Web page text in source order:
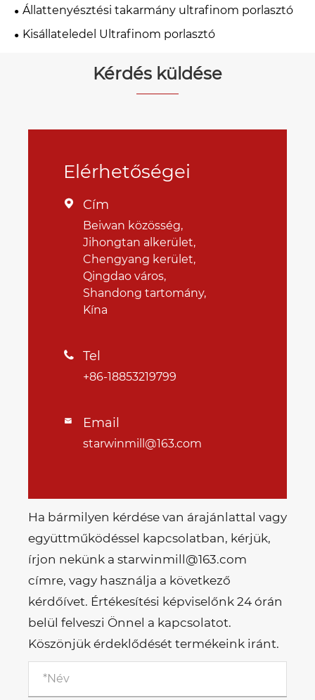
Állattenyésztési takarmány ultrafinom porlasztó
Kisállateledel Ultrafinom porlasztó
Kérdés küldése
Elérhetőségei
 Cím
Beiwan közösség,
Jihongtan alkerület,
Chengyang kerület,
Qingdao város,
Shandong tartomány,
Kína
 Tel
+86-18853219799
 Email
starwinmill@163.com
Ha bármilyen kérdése van árajánlattal vagy
együttműködéssel kapcsolatban, kérjük,
írjon nekünk a starwinmill@163.com
címre, vagy használja a következő
kérdőívet. Értékesítési képviselőnk 24 órán
belül felveszi Önnel a kapcsolatot.
Köszönjük érdeklődését termékeink iránt.